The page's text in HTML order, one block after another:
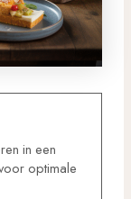
in een
optimale